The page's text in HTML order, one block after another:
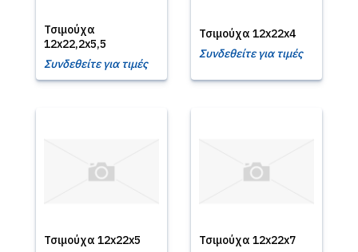
Τσιμούχα
12x22,2x5,5
Συνδεθείτε για τιμές
Τσιμούχα 12x22x4
Συνδεθείτε για τιμές
Τσιμούχα 12x22x5
Τσιμούχα 12x22x7